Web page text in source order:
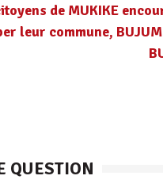
de MUKIKE
leur commune,
QUESTION